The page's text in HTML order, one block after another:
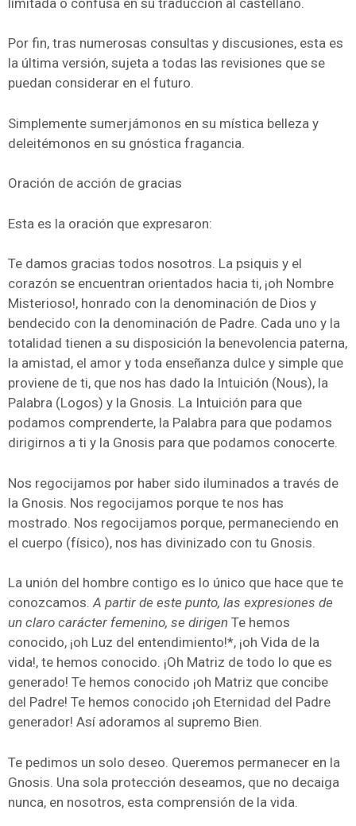
Por fin, tras numerosas consultas y discusiones, esta es
la última versión, sujeta a todas las revisiones que se
puedan considerar en el futuro.
Simplemente sumerjámonos en su mística belleza y
deleitémonos en su gnóstica fragancia.
Oración de acción de gracias
Esta es la oración que expresaron:
Te damos gracias todos nosotros. La psiquis y el
corazón se encuentran orientados hacia ti, ¡oh Nombre
Misterioso!, honrado con la denominación de Dios y
bendecido con la denominación de Padre. Cada uno y la
totalidad tienen a su disposición la benevolencia paterna,
la amistad, el amor y toda enseñanza dulce y simple que
proviene de ti, que nos has dado la Intuición (Nous), la
Palabra (Logos) y la Gnosis. La Intuición para que
podamos comprenderte, la Palabra para que podamos
dirigirnos a ti y la Gnosis para que podamos conocerte.
Nos regocijamos por haber sido iluminados a través de
la Gnosis. Nos regocijamos porque te nos has
mostrado. Nos regocijamos porque, permaneciendo en
el cuerpo (físico), nos has divinizado con tu Gnosis.
La unión del hombre contigo es lo único que hace que te
conozcamos.A partir de este punto, las expresiones de
un claro carácter femenino, se dirigen Te hemos
conocido, ¡oh Luz del entendimiento!*, ¡oh Vida de la
vida!, te hemos conocido. ¡Oh Matriz de todo lo que es
generado! Te hemos conocido ¡oh Matriz que concibe
del Padre! Te hemos conocido ¡oh Eternidad del Padre
generador! Así adoramos al supremo Bien.
Te pedimos un solo deseo. Queremos permanecer en la
Gnosis. Una sola protección deseamos, que no decaiga
nunca, en nosotros, esta comprensión de la vida.